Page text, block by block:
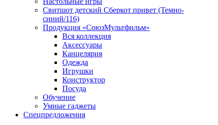
Свитшот детский Сберкот привет (Темно-
синий/116)
Продукция «СоюзМультфильм»
Вся коллекция
Аксессуары
Канцелярия
Одежда
Игрушки
Конструктор
Посуда
Обучение
Умные гаджеты
Спецпредложения